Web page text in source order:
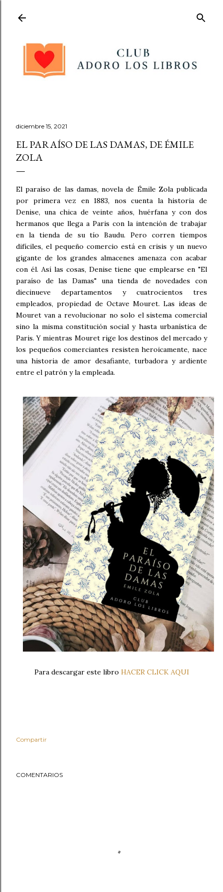
diciembre 15, 2021
EL PARAÍSO DE LAS DAMAS, DE ÉMILE
ZOLA
El paraíso de las damas, novela de Émile Zola publicada
por primera vez en 1883, nos cuenta la historia de
Denise, una chica de veinte años, huérfana y con dos
hermanos que llega a Paris con la intención de trabajar
en la tienda de su tío Baudu. Pero corren tiempos
difíciles, el pequeño comercio está en crisis y un nuevo
gigante de los grandes almacenes amenaza con acabar
con él. Así las cosas, Denise tiene que emplearse en "El
paraíso de las Damas" una tienda de novedades con
diecinueve departamentos y cuatrocientos tres
empleados, propiedad de Octave Mouret. Las ideas de
Mouret van a revolucionar no solo el sistema comercial
sino la misma constitución social y hasta urbanística de
Paris. Y mientras Mouret rige los destinos del mercado y
los pequeños comerciantes resisten heroicamente, nace
una historia de amor desafiante, turbadora y ardiente
entre el patrón y la empleada.
Para descargar este libro HACER CLICK AQUI
Compartir
COMENTARIOS